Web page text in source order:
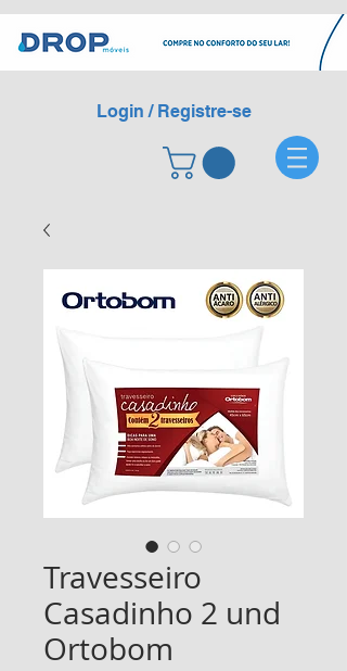
Login / Registre-se
Travesseiro
Casadinho 2 und
Ortobom